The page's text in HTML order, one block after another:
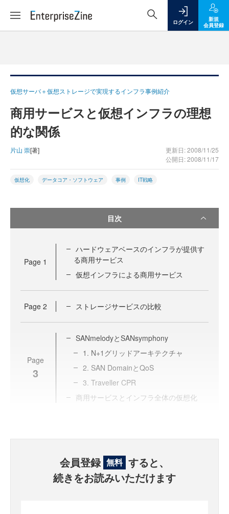
ログイン
新規
会員登録
仮想サーバ＋仮想ストレージで実現するインフラ事例紹介
商用サービスと仮想インフラの理想
的な関係
片山 崇[著]
更新日: 2008/11/25
公開日: 2008/11/17
仮想化 データコア・ソフトウェア 事例 IT戦略
目次
Page 1
ハードウェアベースのインフラが提供す
る商用サービス
仮想インフラによる商用サービス
Page 2 ストレージサービスの比較
Page
3
SANmelodyとSANsymphony
1. N+1グリッドアーキテクチャ
2. SAN DomainとQoS
3. Traveller CPR
商用サービスとインフラ全体の仮想化
会員登録 無料 すると、
続きをお読みいただけます